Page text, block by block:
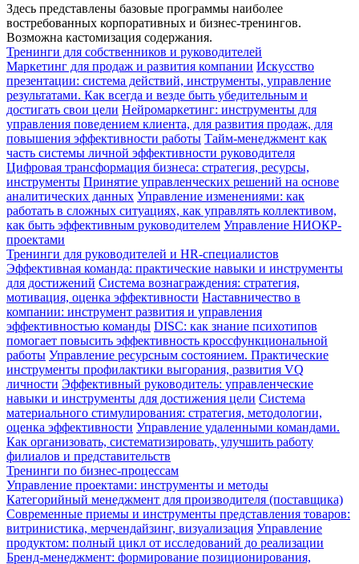
Здесь представлены базовые программы наиболее
востребованных корпоративных и бизнес-тренингов.
Возможна кастомизация содержания.
Тренинги для собственников и руководителей
Маркетинг для продаж и развития компании Искусство
презентации: система действий, инструменты, управление
результатами. Как всегда и везде быть убедительным и
достигать свои цели Нейромаркетинг: инструменты для
управления поведением клиента, для развития продаж, для
повышения эффективности работы Тайм-менеджмент как
часть системы личной эффективности руководителя
Цифровая трансформация бизнеса: стратегия, ресурсы,
инструменты Принятие управленческих решений на основе
аналитических данных Управление изменениями: как
работать в сложных ситуациях, как управлять коллективом,
как быть эффективным руководителем Управление НИОКР-
проектами
Тренинги для руководителей и HR-специалистов
Эффективная команда: практические навыки и инструменты
для достижений Система вознаграждения: стратегия,
мотивация, оценка эффективности Наставничество в
компании: инструмент развития и управления
эффективностью команды DISC: как знание психотипов
помогает повысить эффективность кроссфункциональной
работы Управление ресурсным состоянием. Практические
инструменты профилактики выгорания, развития VQ
личности Эффективный руководитель: управленческие
навыки и инструменты для достижения цели Система
материального стимулирования: стратегия, методологии,
оценка эффективности Управление удаленными командами.
Как организовать, систематизировать, улучшить работу
филиалов и представительств
Тренинги по бизнес-процессам
Управление проектами: инструменты и методы
Категорийный менеджмент для производителя (поставщика)
Современные приемы и инструменты представления товаров:
витринистика, мерчендайзинг, визуализация Управление
продуктом: полный цикл от исследований до реализации
Бренд-менеджмент: формирование позиционирования,